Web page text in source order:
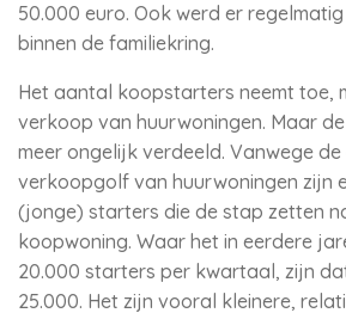
50.000 euro. Ook werd er
binnen de familiekring.
Het aantal koopstarters neemt toe,
verkoop van huurwoningen. Maar
meer ongelijk verdeeld. Vanwege
verkoopgolf van huurwoningen zijn
(jonge) starters die de stap zetten
koopwoning. Waar het in eerdere
20.000 starters per kwartaal, zijn
25.000. Het zijn vooral kleinere,